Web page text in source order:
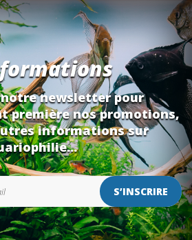
newsletter pour
première nos promotions,
informations sur
S’INSCRIRE